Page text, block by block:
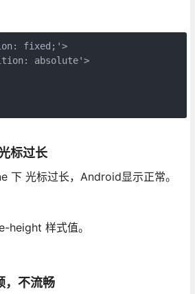
fixed;'>
absolute'>
标过长
下 光标过长，Android显示正常。
height 样式值。
，不流畅